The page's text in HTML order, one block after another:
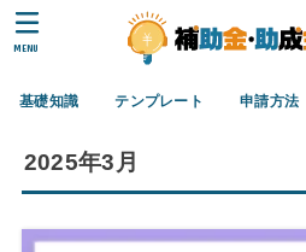
基礎知識 テンプレート 申請方法
MENU
2025年3月